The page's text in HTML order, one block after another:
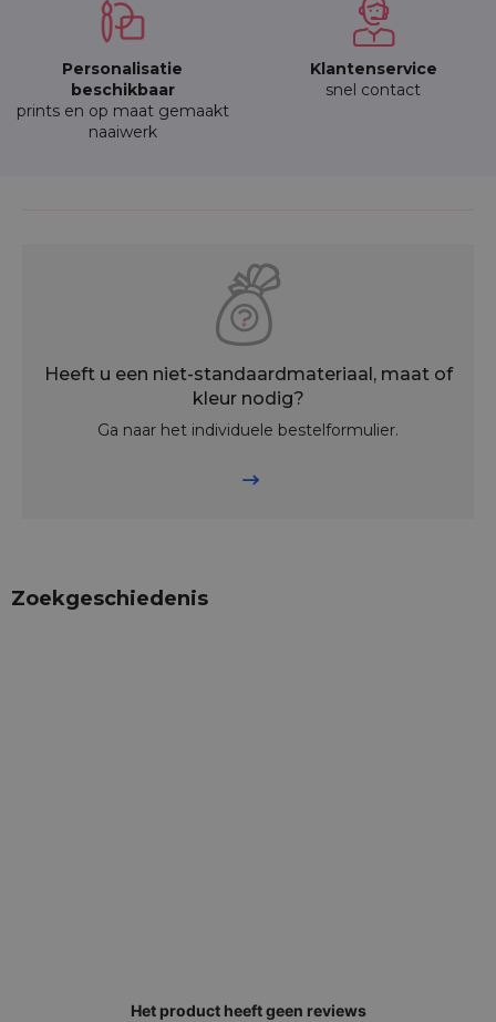
Personalisatie
beschikbaar
prints en op maat gemaakt
naaiwerk
Klantenservice
snel contact
Heeft u een niet-standaardmateriaal, maat of
kleur nodig?
Ga naar het individuele bestelformulier.
Zoekgeschiedenis
Het product heeft geen reviews